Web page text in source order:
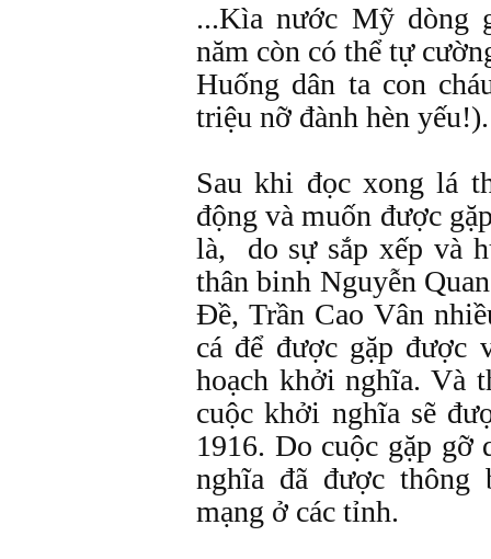
...Kìa nước Mỹ dòng
năm còn có thể tự
Huống dân ta con
triệu nỡ đành hèn yếu!).
Sau khi đọc xong lá
động và muốn được
là, do sự sắp xếp và
thân binh Nguyễn
Đề, Trần Cao Vân
cá để được gặp được
hoạch khởi nghĩa. Và
cuộc khởi nghĩa sẽ
1916. Do cuộc gặp gỡ
nghĩa đã được thông
mạng ở các tỉnh.